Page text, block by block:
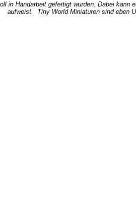
in Handarbeit gefertigt wurden. Dabei
aufweist. Tiny World Miniaturen sind eben